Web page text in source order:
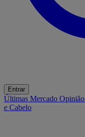
Entrar
Últimas Mercado Opinião
e Cabelo